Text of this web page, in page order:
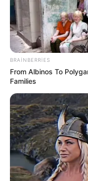
BRAINBERRIES
From Albinos To
Families